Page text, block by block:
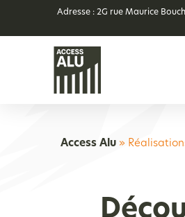
Adresse : 2G rue Maurice
Access Alu »